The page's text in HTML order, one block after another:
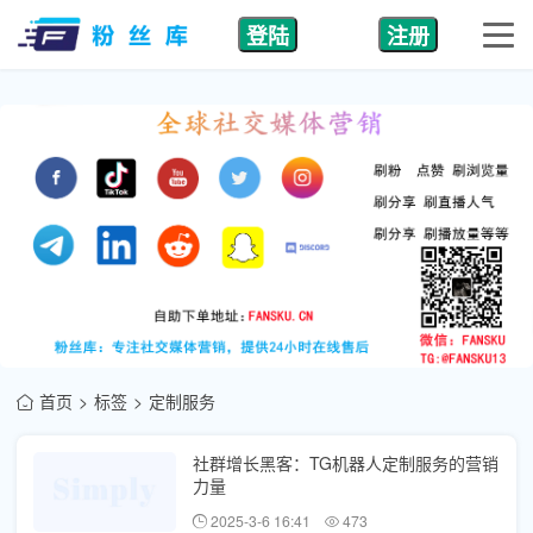
登陆 注册
首页 标签 定制服务
社群增长黑客：TG机器人定制服务的营销
力量
2025-3-6 16:41 473